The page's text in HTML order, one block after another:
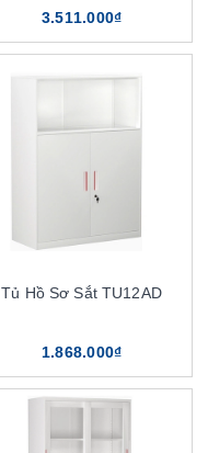
3.511.000₫
Tủ Hồ Sơ Sắt TU12AD
1.868.000₫